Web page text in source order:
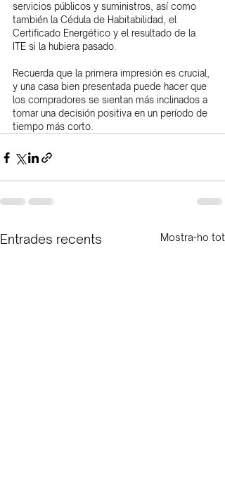
servicios públicos y suministros, así como
también la Cédula de Habitabilidad, el
Certificado Energético y el resultado de la
ITE si la hubiera pasado.
Recuerda que la primera impresión es crucial,
y una casa bien presentada puede hacer que
los compradores se sientan más inclinados a
tomar una decisión positiva en un período de
tiempo más corto.
Entrades recents Mostra-ho tot